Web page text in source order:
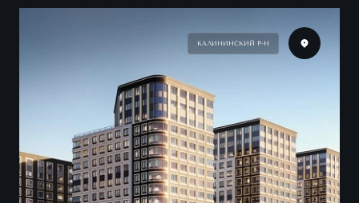
КАЛИНИНСКИЙ Р-Н